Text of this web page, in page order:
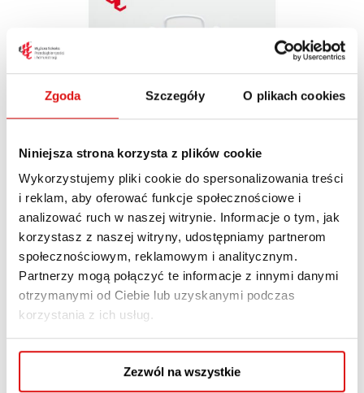
Zgoda Szczegóły O plikach cookies
Niniejsza strona korzysta z plików cookie
Wykorzystujemy pliki cookie do spersonalizowania treści
i reklam, aby oferować funkcje społecznościowe i
analizować ruch w naszej witrynie. Informacje o tym, jak
korzystasz z naszej witryny, udostępniamy partnerom
społecznościowym, reklamowym i analitycznym.
Partnerzy mogą połączyć te informacje z innymi danymi
otrzymanymi od Ciebie lub uzyskanymi podczas
korzystania z ich usług.
Zezwól na wszystkie
Szanowni Studenci,
Uprzejmie informujemy, iż Dziekanat Studiów
Wyższych w dniach 16.08.2023 r. (środa) –
25.08.2023 r. (piątek) będzie prowadził obsługę
telefonicznie oraz poprzez e-mail.
Obsługa stacjonarna będzie możliwa
wyłącznie po uprzednim umówieniu